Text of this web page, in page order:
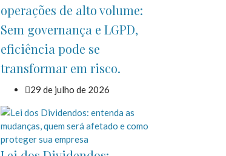
operações de alto volume:
Sem governança e LGPD,
eficiência pode se
transformar em risco.
29 de julho de 2026